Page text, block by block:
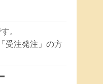
。
受注発注」の方